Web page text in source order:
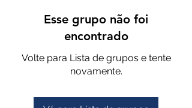
Esse grupo não foi
encontrado
Volte para Lista de grupos e tente
novamente.